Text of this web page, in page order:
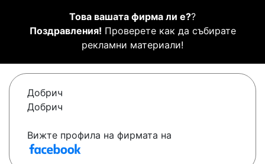
Това вашата фирма ли е??
Поздравления! Проверете как да събирате
рекламни материали!
Добрич
Добрич
Вижте профила на фирмата на